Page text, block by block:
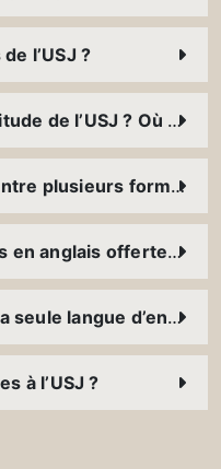
l’USJ ?
Qu’est-ce que le test d’aptitude de l’USJ ? Où et comment puis-je le présenter ?
Que faire si je suis perdu entre plusieurs formations ?
Quelles sont les formations en anglais offertes à l’USJ ?
Est-ce que le français est la seule langue d’enseignement à l’USJ ?
à l’USJ ?